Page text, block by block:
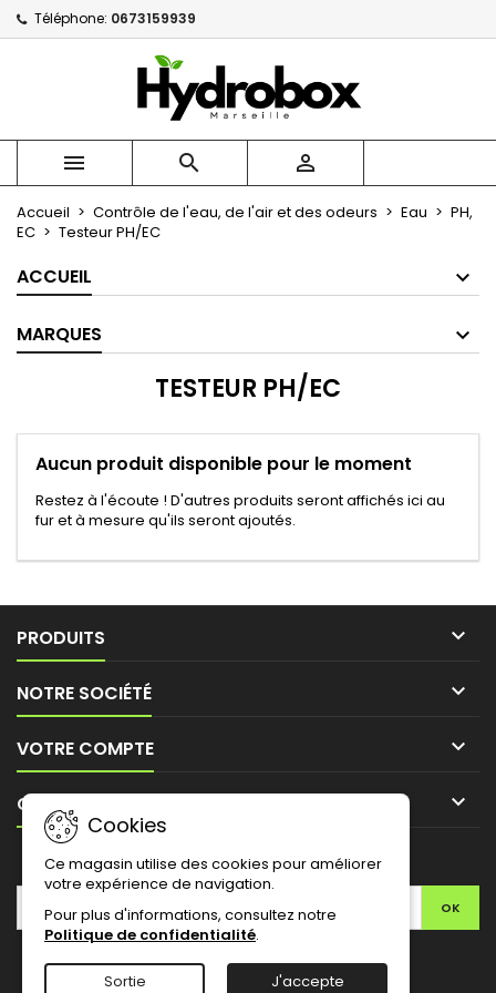
Téléphone: 0673159939
  
Accueil Contrôle de l'eau, de l'air et des odeurs Eau
PH,
EC
Testeur PH/EC
ACCUEIL
MARQUES
TESTEUR PH/EC
Aucun produit disponible pour le moment
Restez à l'écoute ! D'autres produits seront affichés ici au
fur et à mesure qu'ils seront ajoutés.
PRODUITS 
NOTRE SOCIÉTÉ 
VOTRE COMPTE 
CONTACT 
Mes listes ×
Créer une nouvelle liste
((modalTitle)) ×
((confirmMessage))
((cancelText)) ((modalDeleteText))
Créer une liste d'envies ×
Nom de la liste d'envies
Annuler Créer une liste d'envies
Connexion ×
Vous devez être connecté pour ajouter des produits
à votre liste d'envies.
Annuler Connexion
Cookies
Ce magasin utilise des cookies pour améliorer
votre expérience de navigation.
Pour plus d'informations, consultez notre
Politique de confidentialité.
Sortie J'accepte
LETTRE D'INFORMATIONS
FacebookTwitterYouTubePinterestInstagram